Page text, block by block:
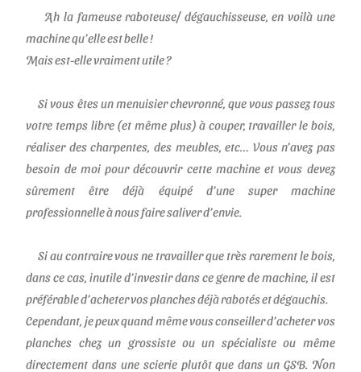
Ah la fameuse raboteuse/ dégauchisseuse, en voilà une
machine qu’elle est belle !
Mais est-elle vraiment utile ?
Si vous êtes un menuisier chevronné, que vous passez tous
votre temps libre (et même plus) à couper, travailler le bois,
réaliser des charpentes, des meubles, etc… Vous n’avez pas
besoin de moi pour découvrir cette machine et vous devez
sûrement être déjà équipé d’une super machine
professionnelle à nous faire saliver d’envie.
Si au contraire vous ne travailler que très rarement le bois,
dans ce cas, inutile d’investir dans ce genre de machine, il est
préférable d’acheter vos planches déjà rabotés et dégauchis.
Cependant, je peux quand même vous conseiller d’acheter vos
planches chez un grossiste ou un spécialiste ou même
directement dans une scierie plutôt que dans un GSB. Non